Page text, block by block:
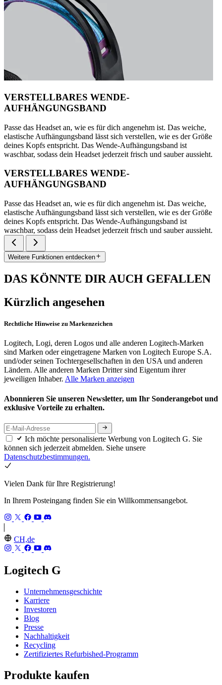
VERSTELLBARES WENDE-
AUFHÄNGUNGSBAND
Passe das Headset an, wie es für dich angenehm ist. Das weiche,
elastische Aufhängungsband lässt sich verstellen, wie es der Größe
deines Kopfs entspricht. Das Wende-Aufhängungsband ist
waschbar, sodass dein Headset jederzeit frisch und sauber aussieht.
VERSTELLBARES WENDE-
AUFHÄNGUNGSBAND
Passe das Headset an, wie es für dich angenehm ist. Das weiche,
elastische Aufhängungsband lässt sich verstellen, wie es der Größe
deines Kopfs entspricht. Das Wende-Aufhängungsband ist
waschbar, sodass dein Headset jederzeit frisch und sauber aussieht.
Weitere Funktionen entdecken
DAS KÖNNTE DIR AUCH GEFALLEN
Kürzlich angesehen
Rechtliche Hinweise zu Markenzeichen
Logitech, Logi, deren Logos und alle anderen Logitech-Marken
sind Marken oder eingetragene Marken von Logitech Europe S.A.
und/oder seinen Tochtergesellschaften in den USA und anderen
Ländern. Alle anderen Marken Dritter sind Eigentum ihrer
jeweiligen Inhaber. Alle Marken anzeigen
Abonnieren Sie unseren Newsletter, um Ihr Sonderangebot und
exklusive Vorteile zu erhalten.
Ich möchte personalisierte Werbung von Logitech G. Sie
können sich jederzeit abmelden. Siehe unsere
Datenschutzbestimmungen.
Vielen Dank für Ihre Registrierung!
In Ihrem Posteingang finden Sie ein Willkommensangebot.
CH,de
Logitech G
Unternehmensgeschichte
Karriere
Investoren
Blog
Presse
Nachhaltigkeit
Recycling
Zertifiziertes Refurbished-Programm
Produkte kaufen